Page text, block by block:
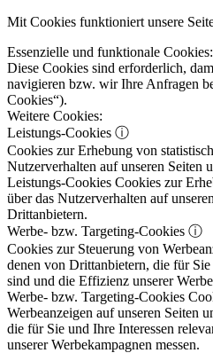
Mit Cookies funktioniert unsere
Essenzielle und funktionale Cookies:
Diese Cookies sind erforderlich,
navigieren bzw. wir Ihre Anfragen
Cookies“).
Weitere Cookies:
Leistungs-Cookies ⓘ
Cookies zur Erhebung von
Nutzerverhalten auf unseren Seiten
Leistungs-Cookies Cookies zur
über das Nutzerverhalten auf
Drittanbietern.
Werbe- bzw. Targeting-Cookies ⓘ
Cookies zur Steuerung von
denen von Drittanbietern, die für
sind und die Effizienz unserer
Werbe- bzw. Targeting-Cookies
Werbeanzeigen auf unseren Seiten
die für Sie und Ihre Interessen
unserer Werbekampagnen messen.